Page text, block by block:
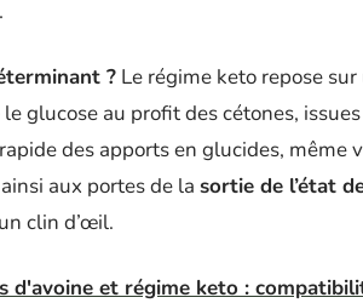
? Le régime keto repose
glucose au profit des cétones,
des apports en glucides, même
aux portes de la sortie de l’état
clin d’œil.
d'avoine et régime keto :